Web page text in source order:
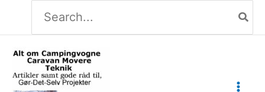
indholdet
efter: